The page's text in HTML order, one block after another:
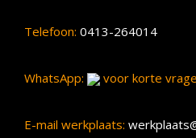
Telefoon: 0413-264014
WhatsApp: voor korte
E-mail werkplaats: